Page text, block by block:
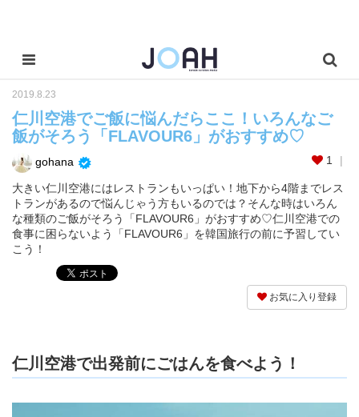
2019.8.23
仁川空港でご飯に悩んだらここ！いろんなご
飯がそろう「FLAVOUR6」がおすすめ♡
gohana 1
大きい仁川空港にはレストランもいっぱい！地下から4階までレス
トランがあるので悩んじゃう方もいるのでは？そんな時はいろん
な種類のご飯がそろう「FLAVOUR6」がおすすめ♡仁川空港での
食事に困らないよう「FLAVOUR6」を韓国旅行の前に予習してい
こう！
お気に入り登録
仁川空港で出発前にごはんを食べよう！